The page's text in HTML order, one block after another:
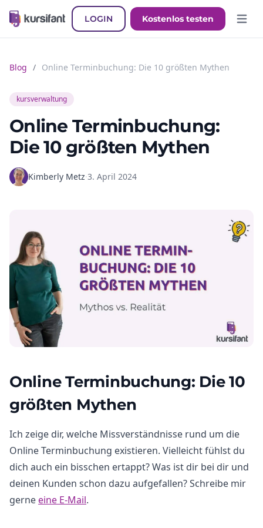
LOGIN Kostenlos testen
Blog / Online Terminbuchung: Die 10 größten Mythen
kursverwaltung
Online Terminbuchung:
Die 10 größten Mythen
Kimberly Metz·3. April 2024
Online Terminbuchung: Die 10
größten Mythen
Ich zeige dir, welche Missverständnisse rund um die
Online Terminbuchung existieren. Vielleicht fühlst du
dich auch ein bisschen ertappt? Was ist dir bei dir und
deinen Kunden schon dazu aufgefallen? Schreibe mir
gerne eine E-Mail.